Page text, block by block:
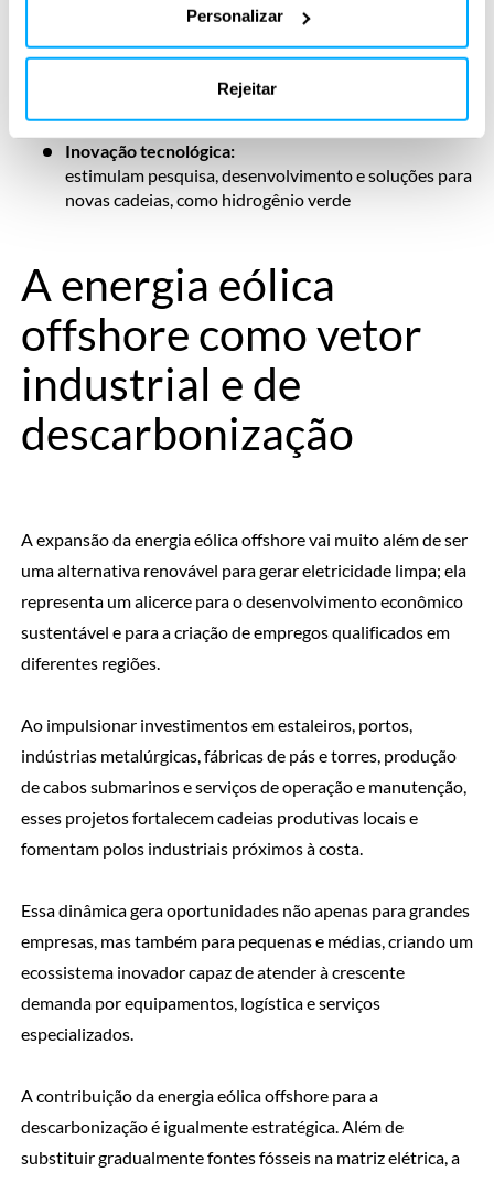
Personalizar
Rejeitar
Suporte à descarbonização:
substituem fontes fósseis, contribuindo para metas
Inovação tecnológica:
estimulam pesquisa, desenvolvimento e soluções para
novas cadeias, como hidrogênio verde
A energia eólica
offshore como vetor
industrial e de
descarbonização
A expansão da energia eólica offshore vai muito além de ser
uma alternativa renovável para gerar eletricidade limpa; ela
representa um alicerce para o desenvolvimento econômico
sustentável e para a criação de empregos qualificados em
diferentes regiões.
Ao impulsionar investimentos em estaleiros, portos,
indústrias metalúrgicas, fábricas de pás e torres, produção
de cabos submarinos e serviços de operação e manutenção,
esses projetos fortalecem cadeias produtivas locais e
fomentam polos industriais próximos à costa.
Essa dinâmica gera oportunidades não apenas para grandes
empresas, mas também para pequenas e médias, criando um
ecossistema inovador capaz de atender à crescente
demanda por equipamentos, logística e serviços
especializados.
A contribuição da energia eólica offshore para a
descarbonização é igualmente estratégica. Além de
substituir gradualmente fontes fósseis na matriz elétrica, a